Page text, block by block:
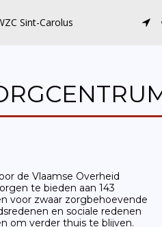
Sint-Carolus
de Vlaamse Overheid
te bieden aan 143
voor zwaar zorgbehoevende
en sociale redenen
om verder thuis te blijven.